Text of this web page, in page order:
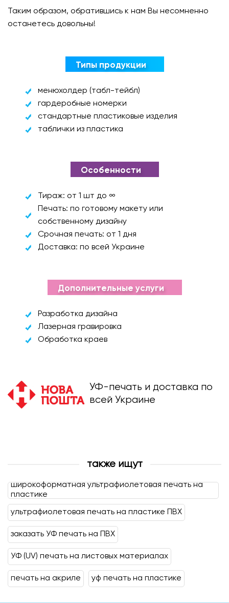
Таким образом, обратившись к нам Вы несомненно
останетесь довольны!
Типы продукции
менюхолдер (табл-тейбл)
гардеробные номерки
стандартные пластиковые изделия
таблички из пластика
Особенности
Тираж: от 1 шт до ∞
Печать: по готовому макету или
собственному дизайну
Срочная печать: от 1 дня
Доставка: по всей Украине
Дополнительные услуги
Разработка дизайна
Лазерная гравировка
Обработка краев
УФ-печать и доставка по
всей Украине
также ищут
широкоформатная ультрафиолетовая печать на
пластике
ультрафиолетовая печать на пластике ПВХ
заказать УФ печать на ПВХ
УФ (UV) печать на листовых материалах
печать на акриле уф печать на пластике